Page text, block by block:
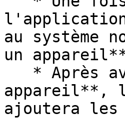
au système
un
appareil**,
ajoutera les